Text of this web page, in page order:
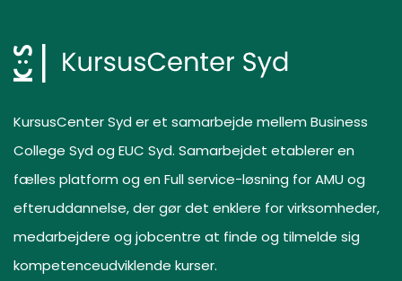
KursusCenter Syd er et samarbejde mellem Business
College Syd og EUC Syd. Samarbejdet etablerer en
fælles platform og en Full service-løsning for AMU og
efteruddannelse, der gør det enklere for virksomheder,
medarbejdere og jobcentre at finde og tilmelde sig
kompetenceudviklende kurser.